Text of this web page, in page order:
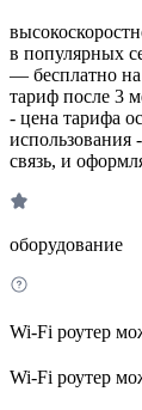
в популярных
— бесплатно на
тариф после 3
- цена тарифа
использования
связь, и
оборудование
Wi-Fi роутер
Wi-Fi роутер